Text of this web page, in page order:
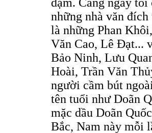
những nhà văn
là những Phan
Văn Cao, Lê Đạt...
Bảo Ninh, Lưu
Hoài, Trần Văn
người cầm bút
tên tuổi như Doãn
mặc dầu Doãn
Bắc, Nam này mỗi